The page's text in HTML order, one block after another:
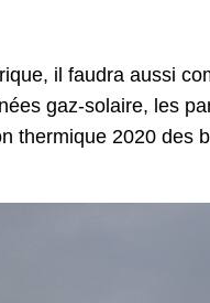
il faudra aussi
gaz-solaire, les
thermique 2020 des